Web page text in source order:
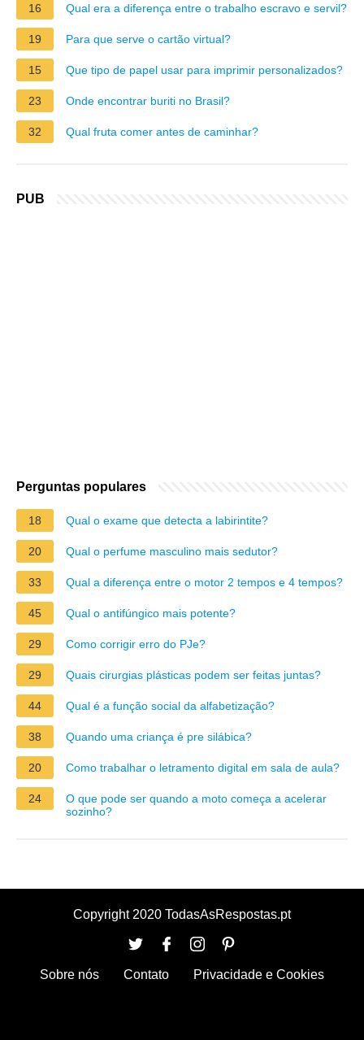
16 Qual era a diferença entre o trabalho escravo e servil?
19 Para que serve o cartão virtual?
15 Que tipo de papel usar para imprimir personalizados?
23 Onde encontrar buriti no Brasil?
32 Qual fruta comer antes de caminhar?
PUB
Perguntas populares
18 Qual o exame que detecta a labirintite?
20 Qual o perfume masculino mais sedutor?
33 Qual a diferença entre o motor 2 tempos e 4 tempos?
45 Qual o antifúngico mais potente?
29 Como corrigir erro do PJe?
29 Quais cirurgias plásticas podem ser feitas juntas?
44 Qual é a função social da alfabetização?
38 Quando uma criança é pre silábica?
20 Como trabalhar o letramento digital em sala de aula?
24
O que pode ser quando a moto começa a acelerar
sozinho?
Copyright 2020 TodasAsRespostas.pt
Sobre nós Contato Privacidade e Cookies